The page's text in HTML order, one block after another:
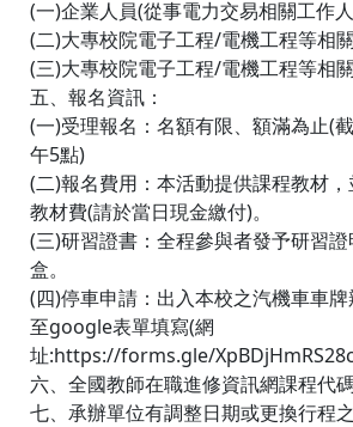
(一)企業人員(從事電力交易相關工作
(二)大專校院電子工程/電機工程等相
(三)大專校院電子工程/電機工程等相
五、報名資訊：
(一)受理報名：名額有限、額滿為止(
午5點)
(二)報名費用：本活動提供課程教材
教材費(請於當日現金繳付)。
(三)研習證書：全程參與者發予研習
盒。
(四)停車申請：出入本校之汽機車車
至google表單填寫(網
址:https://forms.gle/
六、全國教師在職進修資訊網課程代
七、承辦單位有調整日期或更換行程之